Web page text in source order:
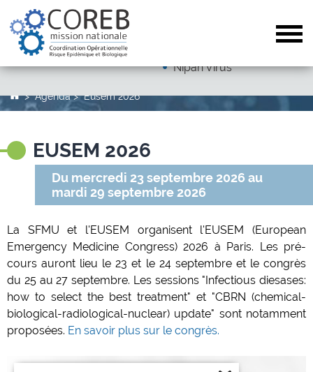
Arboviroses (hors dengue)
Nipah Virus
Agenda Eusem 2026
EUSEM 2026
Du mercredi 23 septembre 2026 au
mardi 29 septembre 2026
La SFMU et l'EUSEM organisent l'EUSEM (European
Emergency Medicine Congress) 2026 à Paris. Les pré-
cours auront lieu le 23 et le 24 septembre et le congrès
du 25 au 27 septembre. Les sessions "Infectious diesases:
how to select the best treatment" et "CBRN (chemical-
biological-radiological-nuclear) update" sont notamment
proposées. En savoir plus sur le congrès.